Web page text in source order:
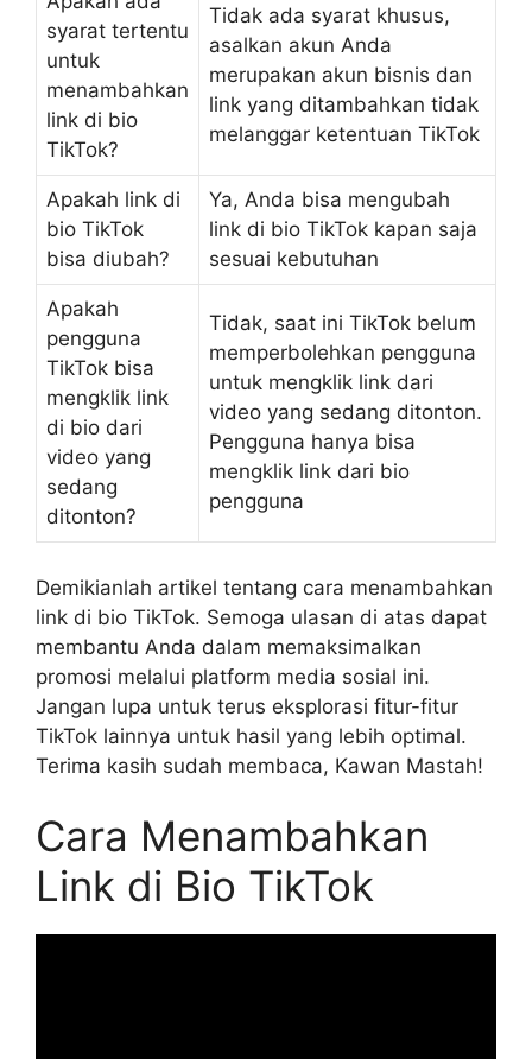
syarat tertentu
untuk
menambahkan
link di bio
TikTok?
Tidak ada syarat khusus,
asalkan akun Anda
merupakan akun bisnis dan
link yang ditambahkan tidak
melanggar ketentuan TikTok
Apakah link di
bio TikTok
bisa diubah?
Ya, Anda bisa mengubah
link di bio TikTok kapan saja
sesuai kebutuhan
Apakah
pengguna
TikTok bisa
mengklik link
di bio dari
video yang
sedang
ditonton?
Tidak, saat ini TikTok belum
memperbolehkan pengguna
untuk mengklik link dari
video yang sedang ditonton.
Pengguna hanya bisa
mengklik link dari bio
pengguna
Demikianlah artikel tentang cara menambahkan
link di bio TikTok. Semoga ulasan di atas dapat
membantu Anda dalam memaksimalkan
promosi melalui platform media sosial ini.
Jangan lupa untuk terus eksplorasi fitur-fitur
TikTok lainnya untuk hasil yang lebih optimal.
Terima kasih sudah membaca, Kawan Mastah!
Cara Menambahkan
Link di Bio TikTok